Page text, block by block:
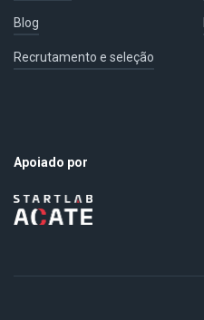
Blog
Recrutamento e seleção
Apoiado por